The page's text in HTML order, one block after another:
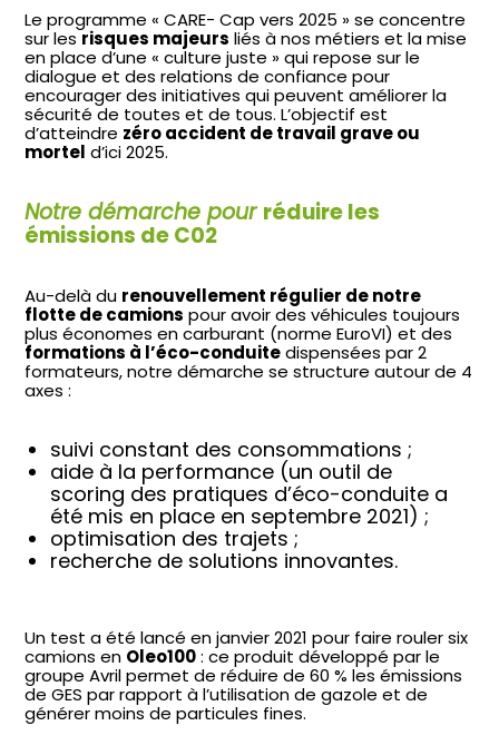
Le programme « CARE- Cap vers 2025 » se concentre
sur les risques majeurs liés à nos métiers et la mise
en place d’une « culture juste » qui repose sur le
dialogue et des relations de confiance pour
encourager des initiatives qui peuvent améliorer la
sécurité de toutes et de tous. L’objectif est
d’atteindre zéro accident de travail grave ou
mortel d’ici 2025.
Notre démarche pourréduire les
émissions de C02
Au-delà du renouvellement régulier de notre
flotte de camions pour avoir des véhicules toujours
plus économes en carburant (norme EuroVI) et des
formations à l’éco-conduitedispensées par 2
formateurs, notre démarche se structure autour de 4
axes :
suivi constant des consommations ;
aide à la performance (un outil de
scoring des pratiques d’éco-conduite a
été mis en place en septembre 2021) ;
optimisation des trajets ;
recherche de solutions innovantes.
Un test a été lancé en janvier 2021 pour faire rouler six
camions en Oleo100: ce produit développé par le
groupe Avril permet de réduire de 60 % les émissions
de GES par rapport à l’utilisation de gazole et de
générer moins de particules fines.